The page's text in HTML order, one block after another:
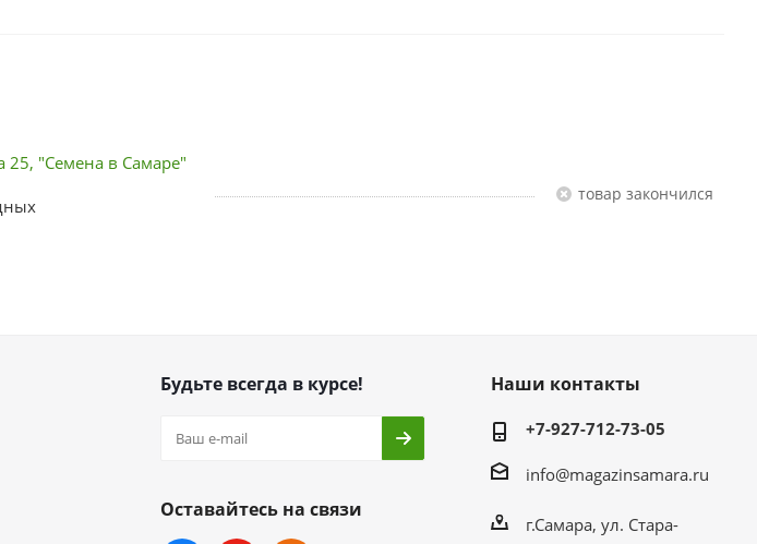
25, "Семена в Самаре"
Товар закончился
Будьте всегда в курсе!
Оставайтесь на связи
Наши контакты
+7-927-712-73-05
info@magazinsamara.ru
г.Самара, ул. Стара-